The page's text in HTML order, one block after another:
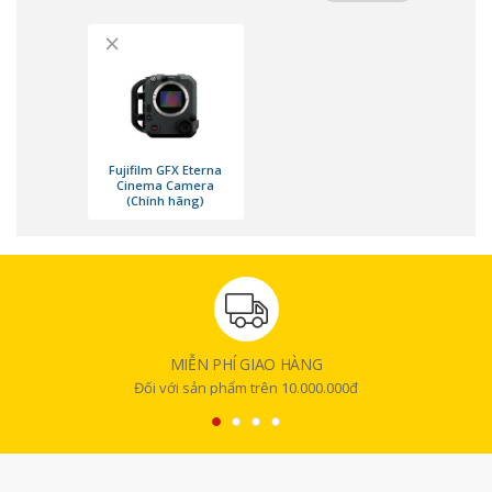
Đặc biệt, hệ thống này kế thừa những công nghệ đỉnh cao từ dòng máy
ảnh không gương lật GFX, nổi bật với độ phân giải 102MP và khả năng
linh hoạt trong hậu kỳ. Điều này mở ra một kỷ nguyên mới trong sản
xuất phim chuyên nghiệp.
×
Fujifilm GFX Eterna
Cinema Camera
(Chính hãng)
MIỄN PHÍ GIAO HÀNG
Đối với sản phẩm trên 10.000.000đ